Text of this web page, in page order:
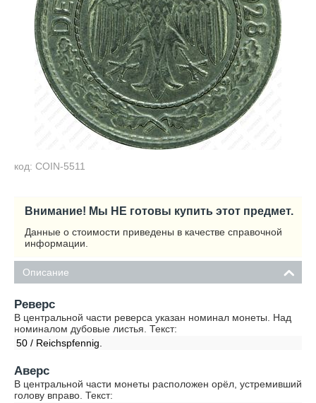
код: COIN-5511
Внимание! Мы НЕ готовы купить этот предмет.
Данные о стоимости приведены в качестве справочной
информации.
Описание
Реверс
В центральной части реверса указан номинал монеты. Над
номиналом дубовые листья. Текст:
50 / Reichspfennig.
Аверс
В центральной части монеты расположен орёл, устремивший
голову вправо. Текст: